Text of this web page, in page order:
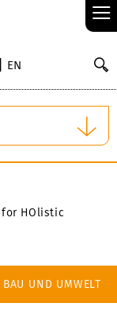
≡
EN
HOlistic
BAU UND UMWELT